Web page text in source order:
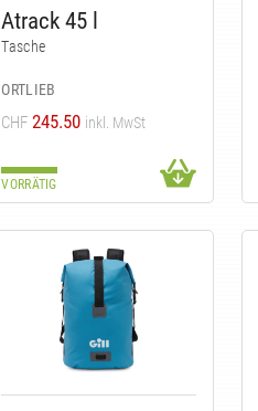
Atrack 45 l
Tasche
ORTLIEB
CHF 245.50 inkl. MwSt
VORRÄTIG